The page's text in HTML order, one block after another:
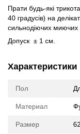
Прати будь-які
40 градусів) на
сильнодіючих миючих
Допуск ± 1 см.
Характеристики
Пол
Материал
Размер